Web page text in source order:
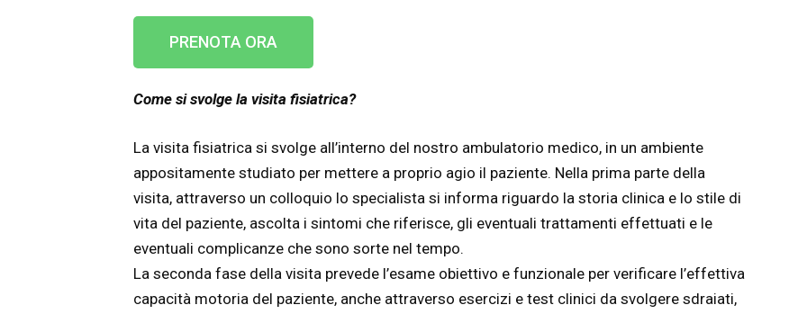
PRENOTA ORA
Come si svolge la visita fisiatrica?
La visita fisiatrica si svolge all’interno del nostro ambulatorio medico, in un ambiente
appositamente studiato per mettere a proprio agio il paziente. Nella prima parte della
visita, attraverso un colloquio lo specialista si informa riguardo la storia clinica e lo stile di
vita del paziente, ascolta i sintomi che riferisce, gli eventuali trattamenti effettuati e le
eventuali complicanze che sono sorte nel tempo.
La seconda fase della visita prevede l’esame obiettivo e funzionale per verificare l’effettiva
capacità motoria del paziente, anche attraverso esercizi e test clinici da svolgere sdraiati,